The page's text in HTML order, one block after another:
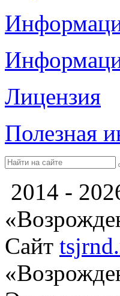
Лицензия
Полезная
2014 -
Сайт